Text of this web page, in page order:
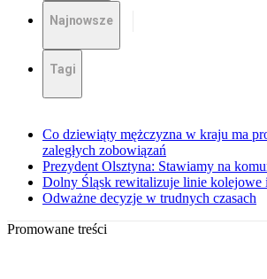
Najnowsze
Tagi
Co dziewiąty mężczyzna w kraju ma
zaległych zobowiązań
Prezydent Olsztyna: Stawiamy na
Dolny Śląsk rewitalizuje linie kolejowe
Odważne decyzje w trudnych czasach
Promowane treści